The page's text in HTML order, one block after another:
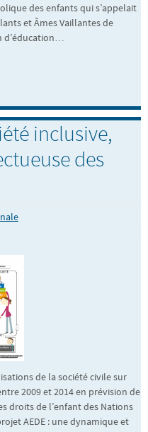
des enfants qui s’appelait
et Âmes Vaillantes de
d’éducation…
inclusive,
des
de la société civile sur
2009 et 2014 en prévision de
droits de l’enfant des Nations
AEDE : une dynamique et